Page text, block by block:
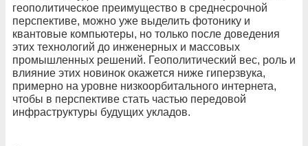
геополитическое преимущество в среднесрочной
перспективе, можно уже выделить фотонику и
квантовые компьютеры, но только после доведения
этих технологий до инженерных и массовых
промышленных решений. Геополитический вес, роль и
влияние этих новинок окажется ниже гиперзвука,
примерно на уровне низкоорбитального интернета,
чтобы в перспективе стать частью передовой
инфраструктуры будущих укладов.